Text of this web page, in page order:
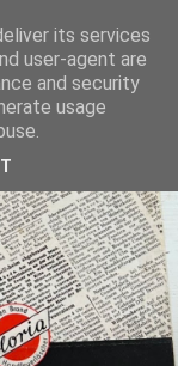
its services
user-agent are
and security
usage